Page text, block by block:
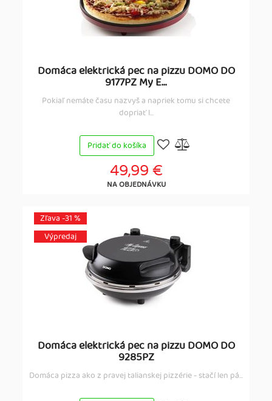
Domáca elektrická pec na pizzu DOMO DO
9177PZ My E...
Pokiaľ nemáte času nazvyš a napriek tomu si chcete
dopriať l...
Pridať do košíka
49,99 €
NA OBJEDNÁVKU
Zľava -31 %
Výpredaj
Domáca elektrická pec na pizzu DOMO DO
9285PZ
Domáca pizza ako z pravej talianskej pizzérie - stačí len pá...